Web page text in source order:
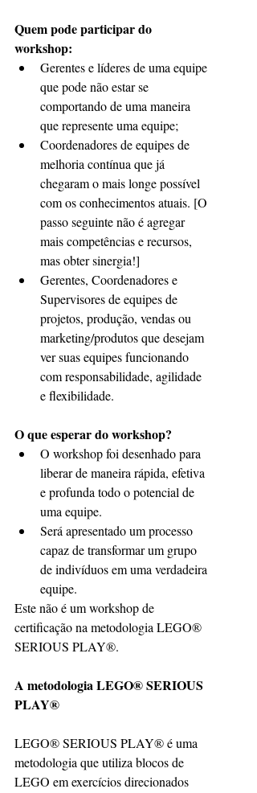
Quem pode participar do
workshop:
Gerentes e líderes de uma equipe
que pode não estar se
comportando de uma maneira
que represente uma equipe;
Coordenadores de equipes de
melhoria contínua que já
chegaram o mais longe possível
com os conhecimentos atuais. [O
passo seguinte não é agregar
mais competências e recursos,
mas obter sinergia!]
Gerentes, Coordenadores e
Supervisores de equipes de
projetos, produção, vendas ou
marketing/produtos que desejam
ver suas equipes funcionando
com responsabilidade, agilidade
e flexibilidade.
O que esperar do workshop?
O workshop foi desenhado para
liberar de maneira rápida, efetiva
e profunda todo o potencial de
uma equipe.
Será apresentado um processo
capaz de transformar um grupo
de indivíduos em uma verdadeira
equipe.
Este não é um workshop de
certificação na metodologia LEGO®
SERIOUS PLAY®.
A metodologia LEGO® SERIOUS
PLAY®
LEGO® SERIOUS PLAY® é uma
metodologia que utiliza blocos de
LEGO em exercícios direcionados